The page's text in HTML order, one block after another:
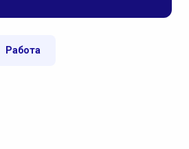
Работа